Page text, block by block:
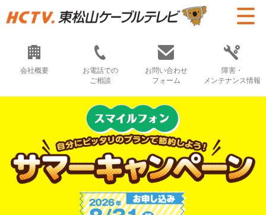
会社概要
お電話での
ご相談
お問い合わせ
フォーム
障害・
メンテナンス情報